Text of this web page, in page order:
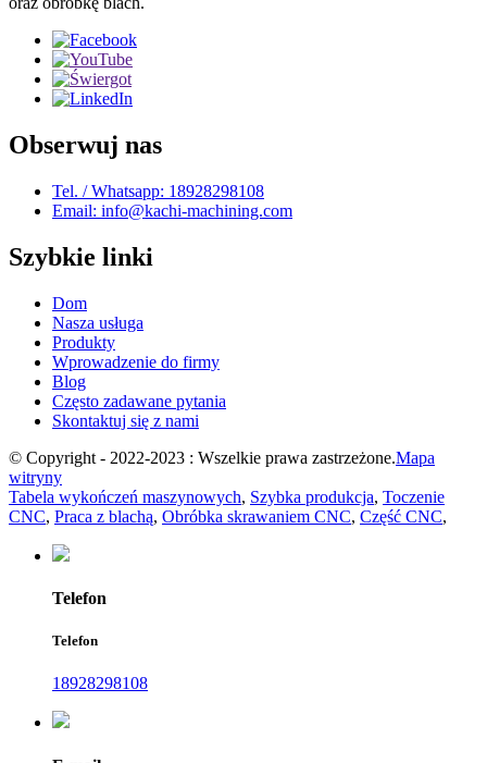
Obserwuj nas
Tel. / Whatsapp: 18928298108
Email: info@kachi-machining.com
Szybkie linki
Dom
Nasza usługa
Produkty
Wprowadzenie do firmy
Blog
Często zadawane pytania
Skontaktuj się z nami
© Copyright - 2022-2023 : Wszelkie prawa zastrzeżone.Mapa
witryny
Tabela wykończeń maszynowych, Szybka produkcja, Toczenie
CNC, Praca z blachą, Obróbka skrawaniem CNC, Część CNC,
Telefon
Telefon
18928298108